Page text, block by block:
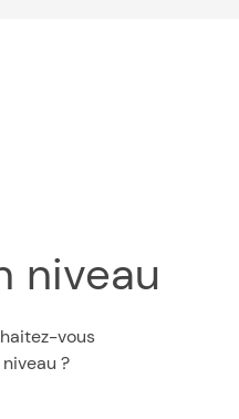
niveau
vous
?